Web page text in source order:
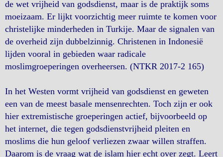
de wet vrijheid van godsdienst, maar is de praktijk soms
moeizaam. Er lijkt voorzichtig meer ruimte te komen voor
christelijke minderheden in Turkije. Maar de signalen van
de overheid zijn dubbelzinnig. Christenen in Indonesië
lijden vooral in gebieden waar radicale
moslimgroeperingen overheersen. (NTKR 2017-2 165)
In het Westen vormt vrijheid van godsdienst en geweten
een van de meest basale mensenrechten. Toch zijn er ook
hier extremistische groeperingen actief, bijvoorbeeld op
het internet, die tegen godsdienstvrijheid pleiten en
moslims die hun geloof verliezen zwaar willen straffen.
Daarom is de vraag wat de islam hier echt over zegt. Leert